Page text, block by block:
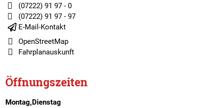
(07222) 91 97 - 0
(07222) 91 97 - 97
E-Mail-Kontakt
OpenStreetMap
Fahrplanauskunft
Öffnungszeiten
Montag,Dienstag